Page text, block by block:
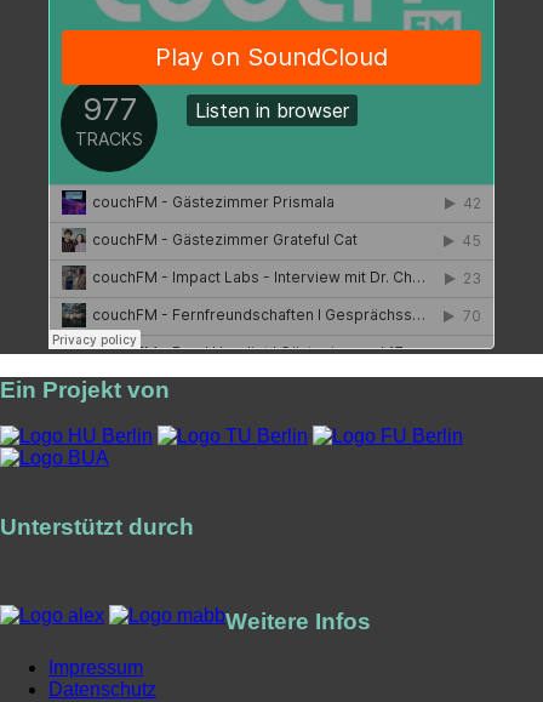
Ein Projekt von
Unterstützt durch
Weitere Infos
Impressum
Datenschutz